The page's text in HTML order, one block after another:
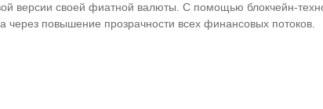
версии своей фиатной валюты. С помощью блокчейн-
повышение прозрачности всех финансовых потоков.